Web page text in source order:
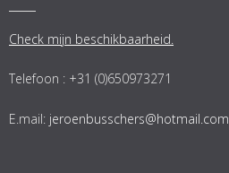
Check mijn beschikbaarheid.
Telefoon : +31 (0)650973271
E.mail: jeroenbusschers@hotmail.com